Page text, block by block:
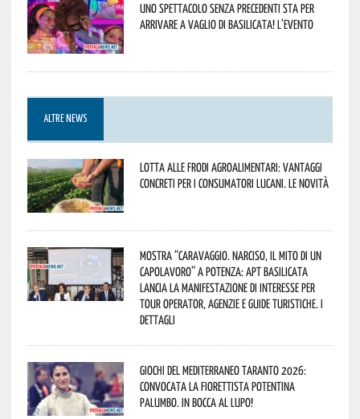
Uno spettacolo senza precedenti sta per
arrivare a Vaglio di Basilicata! L’evento
ALTRE NEWS
Lotta alle frodi agroalimentari: vantaggi
concreti per i consumatori lucani. Le novità
Mostra “Caravaggio. Narciso, il mito di un
capolavoro” a Potenza: APT Basilicata
lancia la manifestazione di interesse per
Tour Operator, Agenzie e Guide Turistiche. I
dettagli
Giochi del Mediterraneo Taranto 2026:
convocata la fiorettista potentina
Palumbo. In bocca al lupo!